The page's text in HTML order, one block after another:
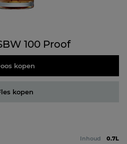
100 Proof
kopen
kopen
Inhoud
0.7L